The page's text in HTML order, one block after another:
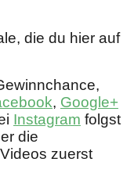
die du hier auf
, Google+
Instagram folgst
die
zuerst